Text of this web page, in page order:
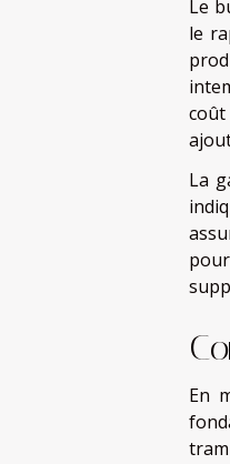
Le
le
La
En